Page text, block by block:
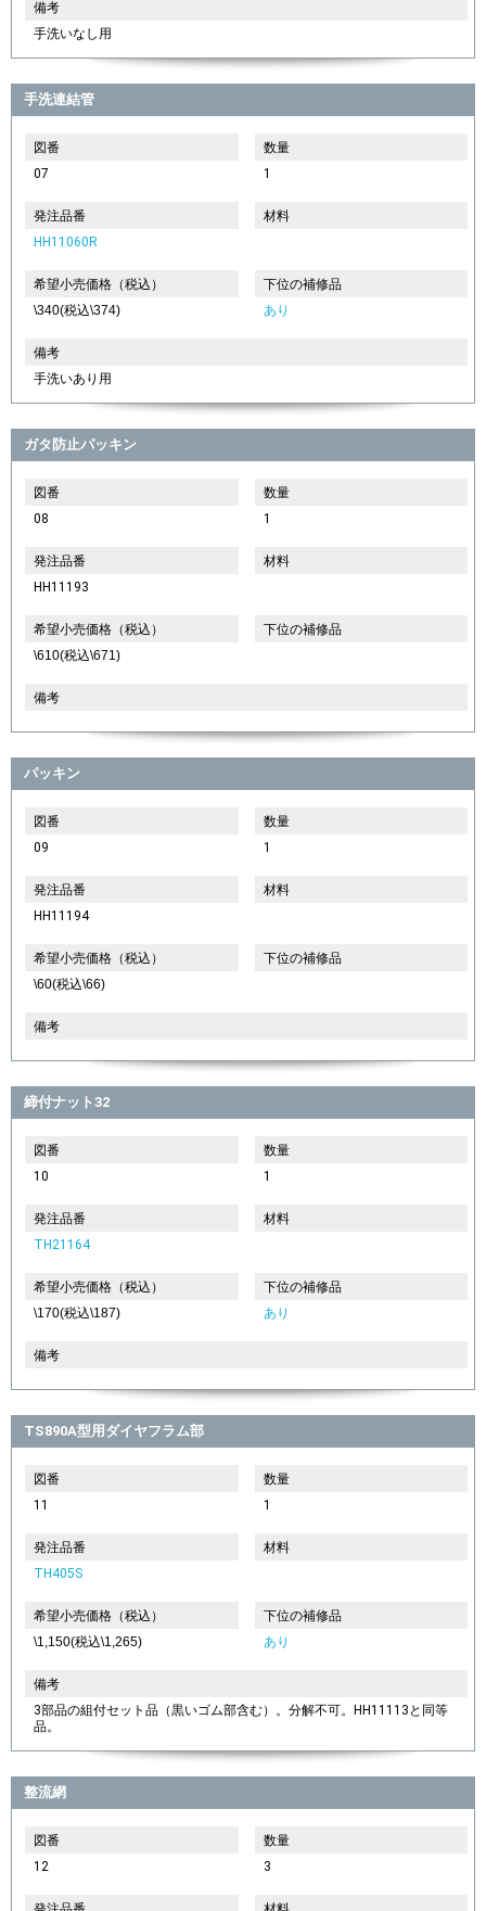
備考
手洗いなし用
手洗連結管
図番
07
数量
1
発注品番
HH11060R
材料
希望小売価格（税込）
\340(税込\374)
下位の補修品
あり
備考
手洗いあり用
ガタ防止パッキン
図番
08
数量
1
発注品番
HH11193
材料
希望小売価格（税込）
\610(税込\671)
下位の補修品
備考
パッキン
図番
09
数量
1
発注品番
HH11194
材料
希望小売価格（税込）
\60(税込\66)
下位の補修品
備考
締付ナット32
図番
10
数量
1
発注品番
TH21164
材料
希望小売価格（税込）
\170(税込\187)
下位の補修品
あり
備考
TS890A型用ダイヤフラム部
図番
11
数量
1
発注品番
TH405S
材料
希望小売価格（税込）
\1,150(税込\1,265)
下位の補修品
あり
備考
3部品の組付セット品（黒いゴム部含む）。分解不可。HH11113と同等
品。
整流網
図番
12
数量
3